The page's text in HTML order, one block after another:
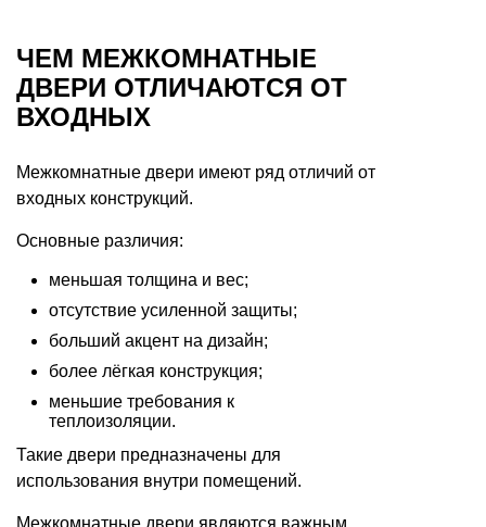
ЧЕМ МЕЖКОМНАТНЫЕ
ДВЕРИ ОТЛИЧАЮТСЯ ОТ
ВХОДНЫХ
Межкомнатные двери имеют ряд отличий от
входных конструкций.
Основные различия:
меньшая толщина и вес;
отсутствие усиленной защиты;
больший акцент на дизайн;
более лёгкая конструкция;
меньшие требования к
теплоизоляции.
Такие двери предназначены для
использования внутри помещений.
Межкомнатные двери являются важным